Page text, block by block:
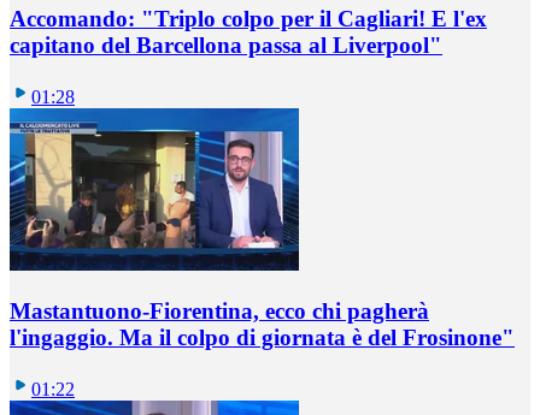
Accomando: "Triplo colpo per il Cagliari! E l'ex
capitano del Barcellona passa al Liverpool"
01:28
Mastantuono-Fiorentina, ecco chi pagherà
l'ingaggio. Ma il colpo di giornata è del Frosinone"
01:22